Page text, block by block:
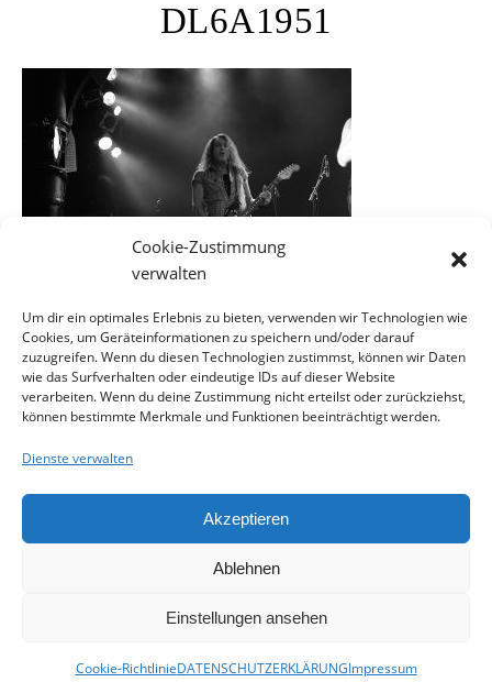
Cookie-Zustimmung
verwalten
Um dir ein optimales Erlebnis zu bieten, verwenden wir Technologien wie
Cookies, um Geräteinformationen zu speichern und/oder darauf
zuzugreifen. Wenn du diesen Technologien zustimmst, können wir Daten
wie das Surfverhalten oder eindeutige IDs auf dieser Website
verarbeiten. Wenn du deine Zustimmung nicht erteilst oder zurückziehst,
können bestimmte Merkmale und Funktionen beeinträchtigt werden.
Dienste verwalten
Akzeptieren
Ablehnen
Einstellungen ansehen
Cookie-RichtlinieDATENSCHUTZERKLÄRUNGImpressum
DL6A1951
EINE ANTWORT SCHREIBEN
Du musstangemeldetsein, um einen Kommentar
abzugeben.
WP Royal